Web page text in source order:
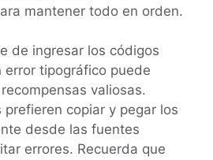
mantener todo en orden.
de ingresar los códigos
error tipográfico puede
valiosas.
copiar y pegar los
desde las fuentes
errores. Recuerda que